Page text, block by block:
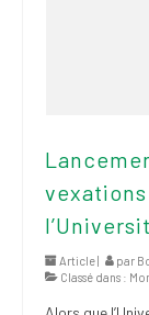
Article | par
Classé dans :